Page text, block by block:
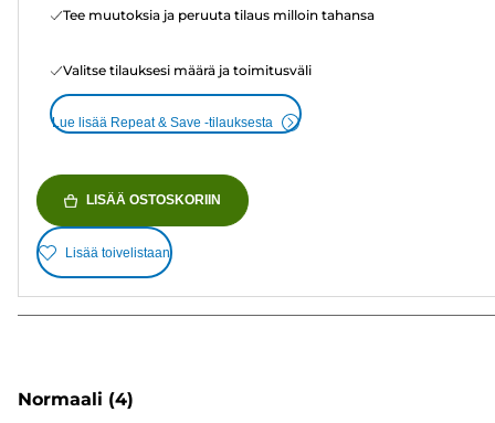
Tee muutoksia ja peruuta tilaus milloin tahansa
Valitse tilauksesi määrä ja toimitusväli
Lue lisää Repeat & Save -tilauksesta
LISÄÄ OSTOSKORIIN
Lisää toivelistaan
Normaali (4)